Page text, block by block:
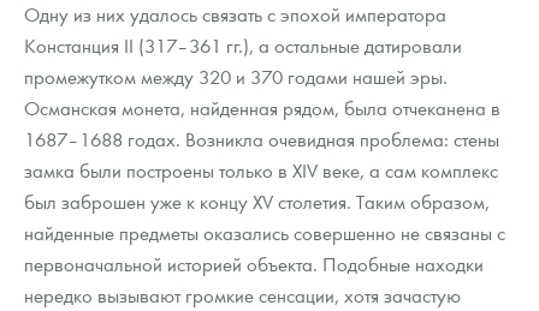
Одну из них удалось связать с эпохой императора
Констанция II (317–361 гг.), а остальные датировали
промежутком между 320 и 370 годами нашей эры.
Османская монета, найденная рядом, была отчеканена в
1687–1688 годах. Возникла очевидная проблема: стены
замка были построены только в XIV веке, а сам комплекс
был заброшен уже к концу XV столетия. Таким образом,
найденные предметы оказались совершенно не связаны с
первоначальной историей объекта. Подобные находки
нередко вызывают громкие сенсации, хотя зачастую